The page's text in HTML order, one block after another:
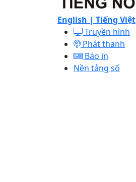
English | Tiếng Việt
Truyền hình
Phát thanh
Báo in
Nền tảng số